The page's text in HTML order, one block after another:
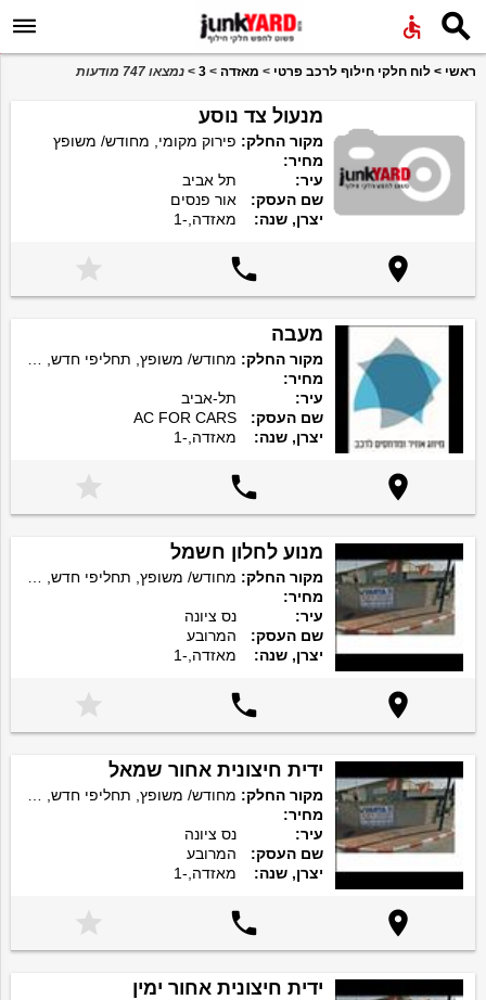
 
ראשי > לוח חלקי חילוף לרכב פרטי > מאזדה >
3
> נמצאו 747 מודעות
מנעול צד נוסע
מקור החלק: פירוק מקומי, מחודש/ משופץ
מחיר:
עיר:
תל אביב
שם העסק:
אור פנסים
יצרן, שנה:
מאזדה,-1



מעבה
מקור החלק:
מחיר:
עיר:
תל-אביב
שם העסק:
AC FOR CARS
יצרן, שנה:
מאזדה,-1



מנוע לחלון חשמל
מקור החלק:
מחיר:
עיר:
נס ציונה
שם העסק:
המרובע
יצרן, שנה:
מאזדה,-1



ידית חיצונית אחור שמאל
מקור החלק:
מחיר:
עיר:
נס ציונה
שם העסק:
המרובע
יצרן, שנה:
מאזדה,-1



ידית חיצונית אחור ימין